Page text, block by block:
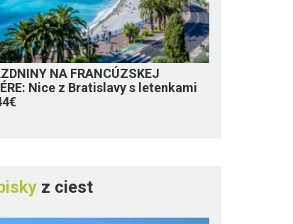
NA FRANCÚZSKEJ
Nice z Bratislavy s letenkami
z ciest